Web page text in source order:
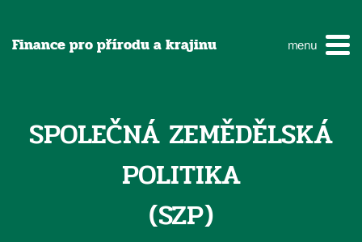
Finance pro přírodu a krajinu menu
SPOLEČNÁ ZEMĚDĚLSKÁ
POLITIKA
(SZP)